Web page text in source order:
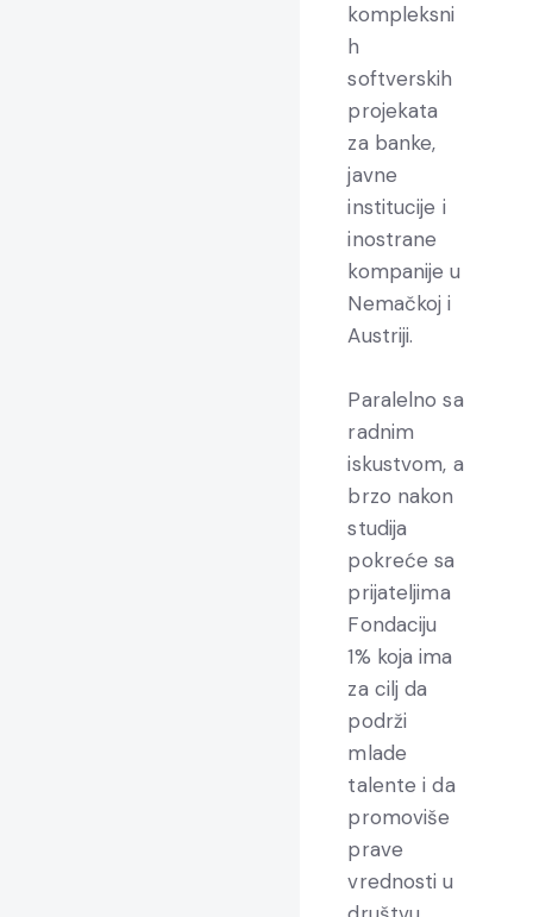
kompleksni
h
softverskih
projekata
za banke,
javne
institucije i
inostrane
kompanije u
Nemačkoj i
Austriji.
Paralelno sa
radnim
iskustvom, a
brzo nakon
studija
pokreće sa
prijateljima
Fondaciju
1% koja ima
za cilj da
podrži
mlade
talente i da
promoviše
prave
vrednosti u